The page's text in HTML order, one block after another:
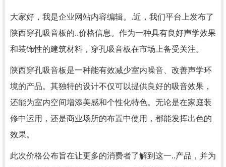
大家好，我是企业网站内容编辑。.近，我们平台上发布了
陕西穿孔吸音板的..价格信息。作为一种具有良好声学效果
和装饰性的建筑材料，穿孔吸音板在市场上备受关注。
陕西穿孔吸音板是一种能有效减少室内噪音、改善声学环
境的产品。其独特的设计不仅可以提供良好的吸音效果，
还能为室内空间增添美感和个性化特色。无论是在家庭装
修中运用，还是商业场所的布置中使用，都能发挥出色的
效果。
此次价格公布旨在让更多的消费者了解到这一..产品，并为